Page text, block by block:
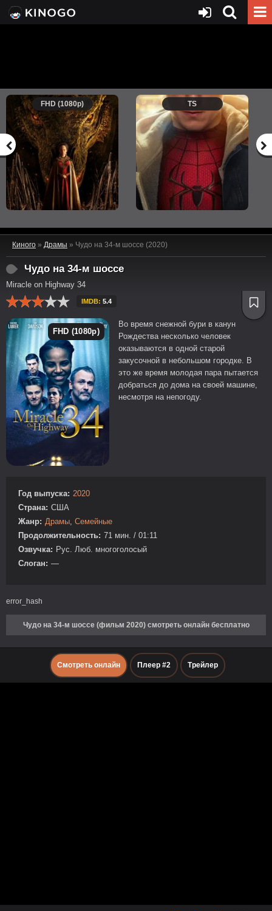
FHD (1080p) TS
Киного » Драмы » Чудо на 34-м шоссе (2020)
Чудо на 34-м шоссе
Miracle on Highway 34
IMDB: 5.4
FHD (1080p)
Во время снежной бури в канун
Рождества несколько человек
оказываются в одной старой
закусочной в небольшом городке. В
это же время молодая пара пытается
добраться до дома на своей машине,
несмотря на непогоду.
Год выпуска: 2020
Страна: США
Жанр: Драмы Семейные
Продолжительность: 71 мин. / 01:11
Озвучка: Рус. Люб. многоголосый
Слоган: —
error_hash
Чудо на 34-м шоссе (фильм 2020) смотреть онлайн бесплатно
Смотреть онлайн Плеер #2 Трейлер